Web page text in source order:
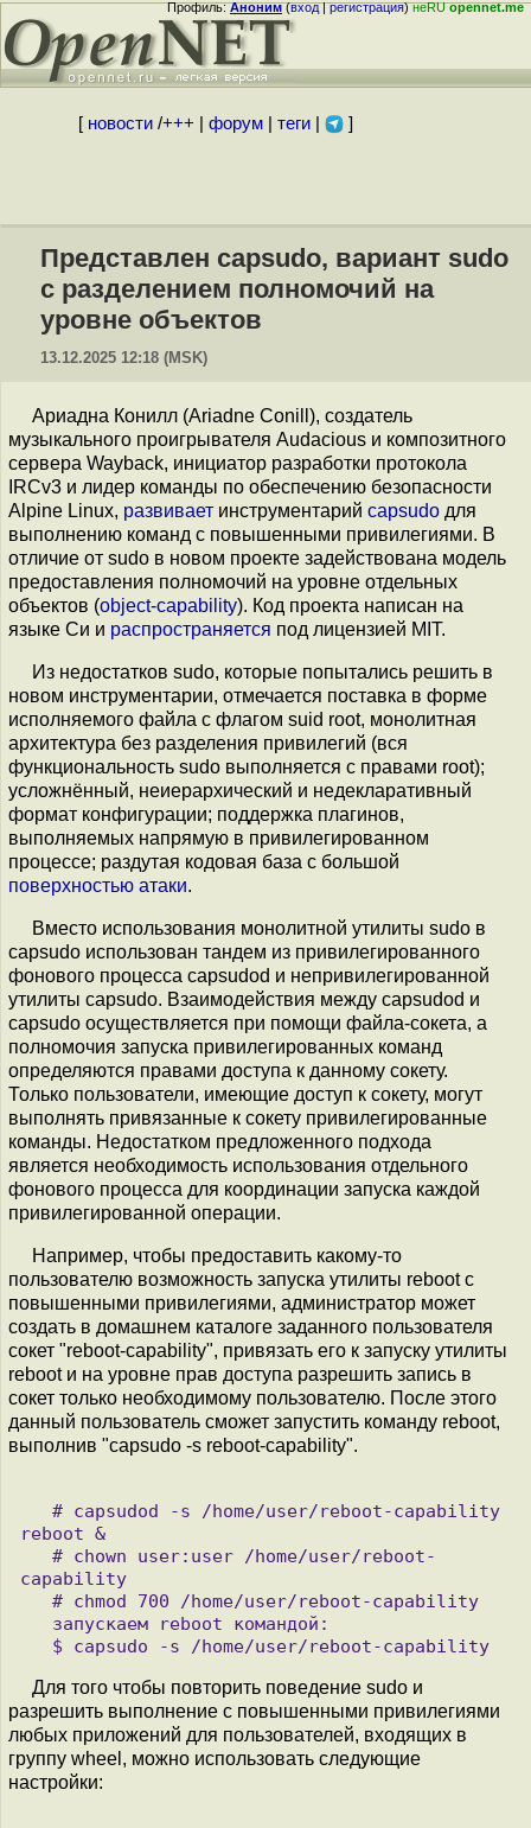
Профиль:Аноним(вход|регистрация)неRUopennet.me
[ новости/+++ форум| теги| ]
Представлен capsudo, вариант sudo
с разделением полномочий на
уровне объектов
13.12.2025 12:18 (MSK)
Ариадна Конилл (Ariadne Conill), создатель
музыкального проигрывателя Audacious и композитного
сервера Wayback, инициатор разработки протокола
IRCv3 и лидер команды по обеспечению безопасности
Alpine Linux, развивает инструментарий capsudo для
выполнению команд с повышенными привилегиями. В
отличие от sudo в новом проекте задействована модель
предоставления полномочий на уровне отдельных
объектов (object-capability). Код проекта написан на
языке Си и распространяется под лицензией MIT.
Из недостатков sudo, которые попытались решить в
новом инструментарии, отмечается поставка в форме
исполняемого файла с флагом suid root, монолитная
архитектура без разделения привилегий (вся
функциональность sudo выполняется с правами root);
усложнённый, неиерархический и недекларативный
формат конфигурации; поддержка плагинов,
выполняемых напрямую в привилегированном
процессе; раздутая кодовая база с большой
поверхностью атаки.
Вместо использования монолитной утилиты sudo в
capsudo использован тандем из привилегированного
фонового процесса capsudod и непривилегированной
утилиты capsudo. Взаимодействия между capsudod и
capsudo осуществляется при помощи файла-сокета, а
полномочия запуска привилегированных команд
определяются правами доступа к данному сокету.
Только пользователи, имеющие доступ к сокету, могут
выполнять привязанные к сокету привилегированные
команды. Недостатком предложенного подхода
является необходимость использования отдельного
фонового процесса для координации запуска каждой
привилегированной операции.
Например, чтобы предоставить какому-то
пользователю возможность запуска утилиты reboot с
повышенными привилегиями, администратор может
создать в домашнем каталоге заданного пользователя
сокет "reboot-capability", привязать его к запуску утилиты
reboot и на уровне прав доступа разрешить запись в
сокет только необходимому пользователю. После этого
данный пользователь сможет запустить команду reboot,
выполнив "capsudo -s reboot-capability".
reboot &
capability
Для того чтобы повторить поведение sudo и
разрешить выполнение с повышенными привилегиями
любых приложений для пользователей, входящих в
группу wheel, можно использовать следующие
настройки: